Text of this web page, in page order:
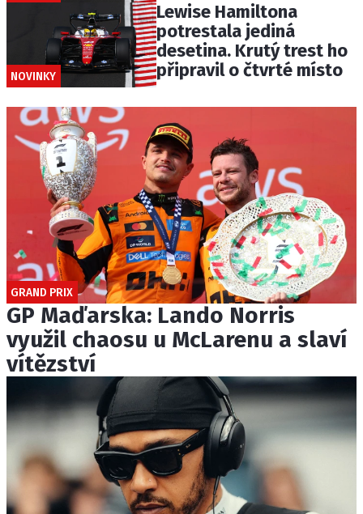
NOVINKY
Lewise Hamiltona
potrestala jediná
desetina. Krutý trest ho
připravil o čtvrté místo
GRAND PRIX
GP Maďarska: Lando Norris
využil chaosu u McLarenu a slaví
vítězství